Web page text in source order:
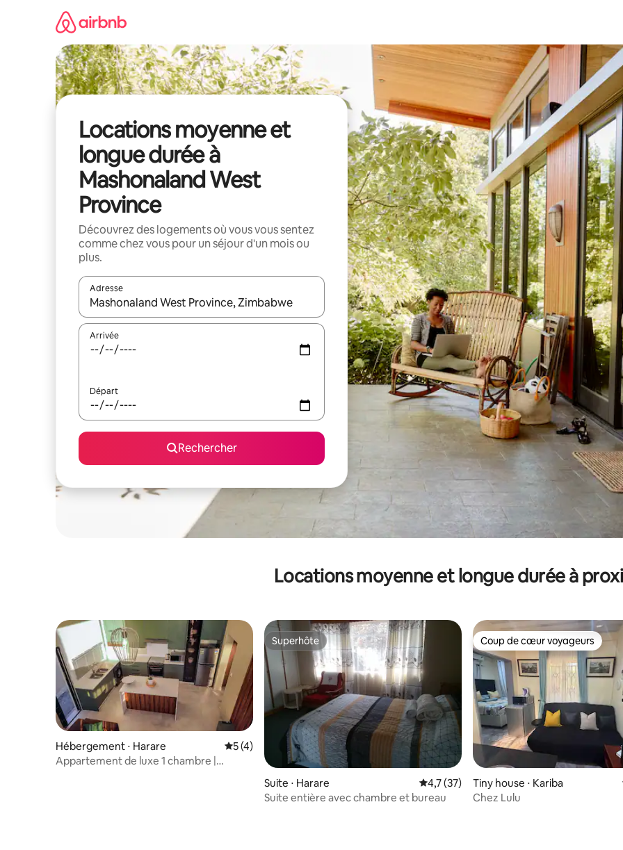
Locations moyenne et
longue durée à
Mashonaland West
Province
Découvrez des logements où vous vous sentez
comme chez vous pour un séjour d'un mois ou
plus.
Adresse
Lorsque les résultats s'affichent, utilisez les flèches vers le haut et vers le bas pour les parcourir ou en appuyant et en
Arrivée
Départ
Rechercher
Locations moyenne et longue durée à
Hébergement ⋅ Harare Évaluation moyenne sur la base de 4 commentaires : 5 sur 5
5 (4)
Appartement de luxe 1 chambre |
Superhôte
Superhôte
Suite ⋅ Harare Évaluation moyenne sur la base de 37
4,7 (37)
Suite entière avec chambre et bureau
Coup de cœur voyageurs
Coup de cœur voyageurs
Tiny house ⋅ Kariba
Chez Lulu